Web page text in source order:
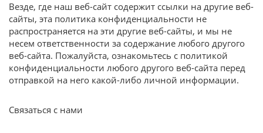
Везде, где наш веб-сайт содержит ссылки на другие веб-
сайты, эта политика конфиденциальности не
распространяется на эти другие веб-сайты, и мы не
несем ответственности за содержание любого другого
веб-сайта. Пожалуйста, ознакомьтесь с политикой
конфиденциальности любого другого веб-сайта перед
отправкой на него какой-либо личной информации.
Связаться с нами